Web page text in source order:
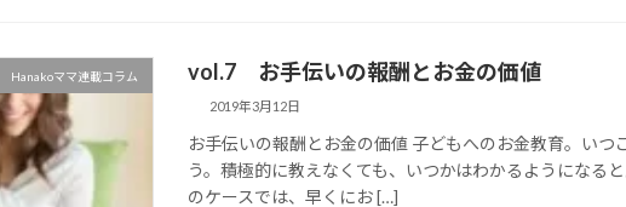
Hanakoママ連載コラム vol.7 お手伝いの報酬とお金の価値
2019年3月12日
お手伝いの報酬とお金の価値 子どもへのお金教育。い
う。積極的に教えなくても、いつかはわかるようにな
のケースでは、早くにお […]